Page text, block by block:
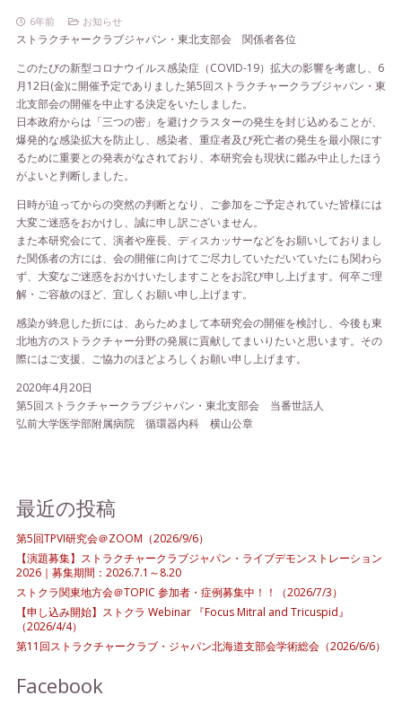
6年前 お知らせ
ストラクチャークラブジャパン・東北支部会 関係者各位
このたびの新型コロナウイルス感染症（COVID-19）拡大の影響を考慮し、6
月12日(金)に開催予定でありました第5回ストラクチャークラブジャパン・東
北支部会の開催を中止する決定をいたしました。
日本政府からは「三つの密」を避けクラスターの発生を封じ込めることが、
爆発的な感染拡大を防止し、感染者、重症者及び死亡者の発生を最小限にす
るために重要との発表がなされており、本研究会も現状に鑑み中止したほう
がよいと判断しました。
日時が迫ってからの突然の判断となり、ご参加をご予定されていた皆様には
大変ご迷惑をおかけし、誠に申し訳ございません。
また本研究会にて、演者や座長、ディスカッサーなどをお願いしておりまし
た関係者の方には、会の開催に向けてご尽力していただいていたにも関わら
ず、大変なご迷惑をおかけいたしますことをお詫び申し上げます。何卒ご理
解・ご容赦のほど、宜しくお願い申し上げます。
感染が終息した折には、あらためまして本研究会の開催を検討し、今後も東
北地方のストラクチャー分野の発展に貢献してまいりたいと思います。その
際にはご支援、ご協力のほどよろしくお願い申し上げます。
2020年4月20日
第5回ストラクチャークラブジャパン・東北支部会 当番世話人
弘前大学医学部附属病院 循環器内科 横山公章
最近の投稿
第5回TPVI研究会＠ZOOM（2026/9/6）
【演題募集】ストラクチャークラブジャパン・ライブデモンストレーション
2026｜募集期間：2026.7.1～8.20
ストクラ関東地方会＠TOPIC 参加者・症例募集中！！（2026/7/3）
【申し込み開始】ストクラ Webinar 『Focus Mitral and Tricuspid』
（2026/4/4）
第11回ストラクチャークラブ・ジャパン北海道支部会学術総会（2026/6/6）
Facebook